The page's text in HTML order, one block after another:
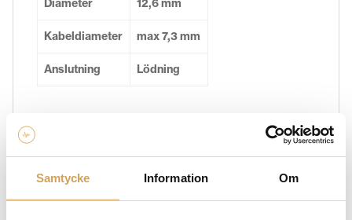
Samtycke Information Om
Diameter 12,6 mm
Kabeldiameter max 7,3 mm
Anslutning Lödning
Vikt2,0 kg